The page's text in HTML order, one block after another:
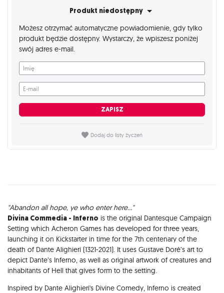
Produkt niedostępny
Możesz otrzymać automatyczne powiadomienie, gdy tylko
produkt będzie dostępny. Wystarczy, że wpiszesz poniżej
swój adres e-mail.
Imię
E-mail
ZAPISZ
Dodaj do listy życzeń
Opis
"Abandon all hope, ye who enter here..."
Divina Commedia - Inferno is the original Dantesque Campaign
Setting which Acheron Games has developed for three years,
launching it on Kickstarter in time for the 7th centenary of the
death of Dante Alighieri (1321-2021). It uses Gustave Doré’s art to
depict Dante’s Inferno, as well as original artwork of creatures and
inhabitants of Hell that gives form to the setting.
Inspired by Dante Alighieri's Divine Comedy, Inferno is created